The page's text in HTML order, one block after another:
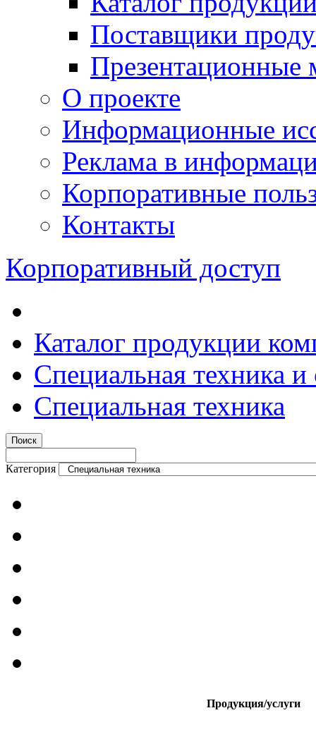
Поставщики
Презентационные
О проекте
Информационные
Реклама в
Корпоративные
Контакты
Корпоративный доступ
Каталог продукции
Специальная техника
Специальная техника
Категория
Продукция/услуги